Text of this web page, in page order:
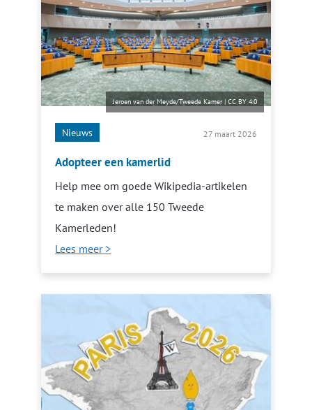
Jeroen van der Meyde/Tweede Kamer| CC BY 4.0
Nieuws 27 maart 2026
Adopteer een kamerlid
Help mee om goede Wikipedia-artikelen
te maken over alle 150 Tweede
Kamerleden!
Lees meer >